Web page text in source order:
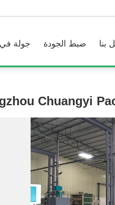
جولة ضبط الجودة بنا
Chuangyi